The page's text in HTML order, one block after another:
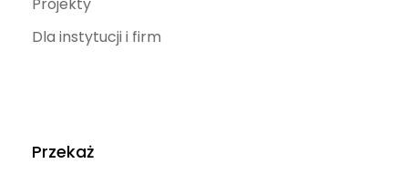
Projekty
Dla instytucji i firm
Przekaż